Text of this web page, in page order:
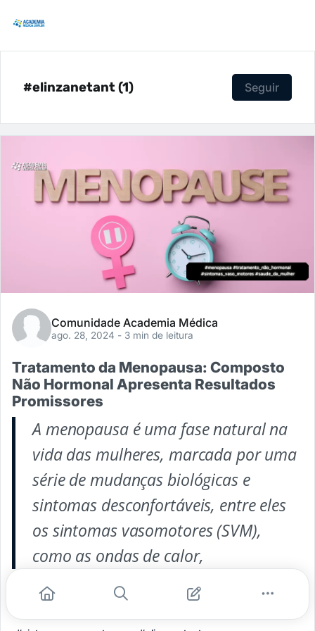
#elinzanetant (1) Seguir
Comunidade Academia Médica
ago. 28, 2024 - 3 min de leitura
Tratamento da Menopausa: Composto
Não Hormonal Apresenta Resultados
Promissores
A menopausa é uma fase natural na
vida das mulheres, marcada por uma
série de mudanças biológicas e
sintomas desconfortáveis, entre eles
os sintomas vasomotores (SVM),
como as ondas de calor,